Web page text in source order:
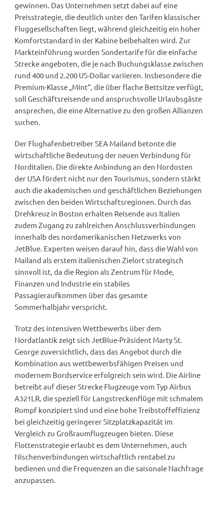
gewinnen. Das Unternehmen setzt dabei auf eine
Preisstrategie, die deutlich unter den Tarifen klassischer
Fluggesellschaften liegt, während gleichzeitig ein hoher
Komfortstandard in der Kabine beibehalten wird. Zur
Markteinführung wurden Sondertarife für die einfache
Strecke angeboten, die je nach Buchungsklasse zwischen
rund 400 und 2.200 US-Dollar variieren. Insbesondere die
Premium-Klasse „Mint“, die über flache Bettsitze verfügt,
soll Geschäftsreisende und anspruchsvolle Urlaubsgäste
ansprechen, die eine Alternative zu den großen Allianzen
suchen.
Der Flughafenbetreiber SEA Mailand betonte die
wirtschaftliche Bedeutung der neuen Verbindung für
Norditalien. Die direkte Anbindung an den Nordosten
der USA fördert nicht nur den Tourismus, sondern stärkt
auch die akademischen und geschäftlichen Beziehungen
zwischen den beiden Wirtschaftsregionen. Durch das
Drehkreuz in Boston erhalten Reisende aus Italien
zudem Zugang zu zahlreichen Anschlussverbindungen
innerhalb des nordamerikanischen Netzwerks von
JetBlue. Experten weisen darauf hin, dass die Wahl von
Mailand als erstem italienischen Zielort strategisch
sinnvoll ist, da die Region als Zentrum für Mode,
Finanzen und Industrie ein stabiles
Passagieraufkommen über das gesamte
Sommerhalbjahr verspricht.
Trotz des intensiven Wettbewerbs über dem
Nordatlantik zeigt sich JetBlue-Präsident Marty St.
George zuversichtlich, dass das Angebot durch die
Kombination aus wettbewerbsfähigen Preisen und
modernem Bordservice erfolgreich sein wird. Die Airline
betreibt auf dieser Strecke Flugzeuge vom Typ Airbus
A321LR, die speziell für Langstreckenflüge mit schmalem
Rumpf konzipiert sind und eine hohe Treibstoffeffizienz
bei gleichzeitig geringerer Sitzplatzkapazität im
Vergleich zu Großraumflugzeugen bieten. Diese
Flottenstrategie erlaubt es dem Unternehmen, auch
Nischenverbindungen wirtschaftlich rentabel zu
bedienen und die Frequenzen an die saisonale Nachfrage
anzupassen.